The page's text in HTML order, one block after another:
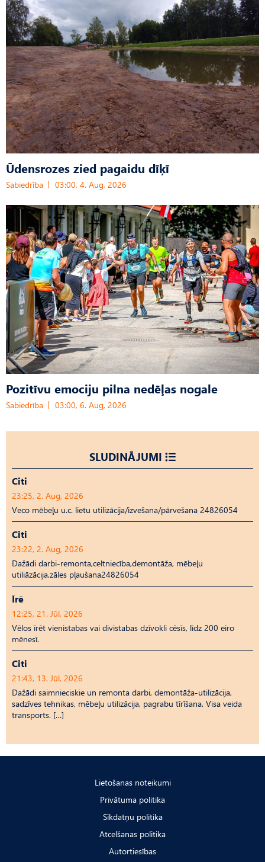
Ūdensrozes zied pagaidu dīķī
Sabiedrība 03:00, 4. Aug, 2026
Pozitīvu emociju pilna nedēļas nogale
Sabiedrība 03:00, 6. Aug, 2026
SLUDINĀJUMI
Citi
23:25, 2. Aug, 2026
Veco mēbeļu u.c. lietu utilizācija/izvešana/pārvešana 24826054
Citi
23:22, 2. Aug, 2026
Dažādi darbi-remonta,celtniecība,demontāža, mēbeļu
utiliāzācija,zāles pļaušana24826054
Īrē
12:25, 21. Jūl, 2026
Vēlos īrēt vienistabas vai divistabas dzīvokli cēsīs, līdz 200 eiro
mēnesī.
Citi
21:43, 13. Jūl, 2026
Dažādi saimnieciskie un remonta darbi, demontāža-utilizācija,
sadzīves tehnikas, mēbeļu utilizācija, pagrabu tīrīšana. Visa veida
transports. […]
Lietošanas noteikumi
Privātuma politika
Sīkdatņu politika
Atcelšanas politika
Autortiesības